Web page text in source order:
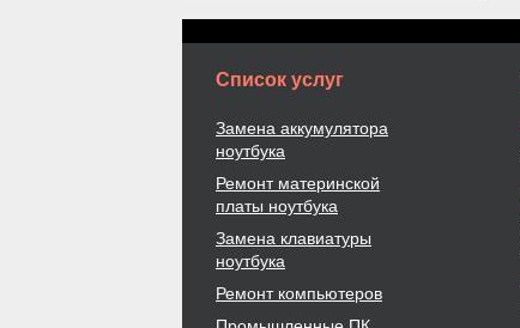
Список услуг
Замена аккумулятора
ноутбука
Ремонт материнской
платы ноутбука
Замена клавиатуры
ноутбука
Ремонт компьютеров